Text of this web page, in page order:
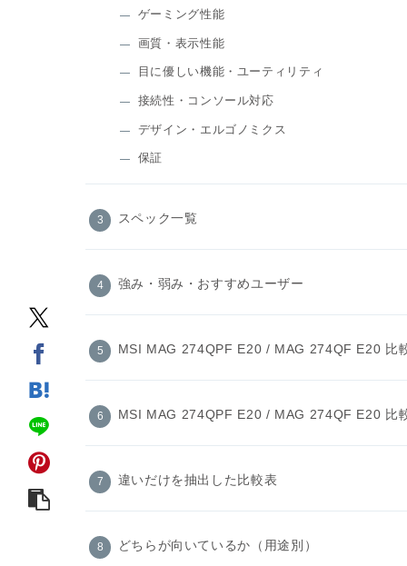
ゲーミング性能
画質・表示性能
目に優しい機能・ユーティリティ
接続性・コンソール対応
デザイン・エルゴノミクス
保証
スペック一覧
強み・弱み・おすすめユーザー
MSI MAG 274QPF E20 / MAG 274QF E20 比
MSI MAG 274QPF E20 / MAG 274QF E20 比
違いだけを抽出した比較表
どちらが向いているか（用途別）